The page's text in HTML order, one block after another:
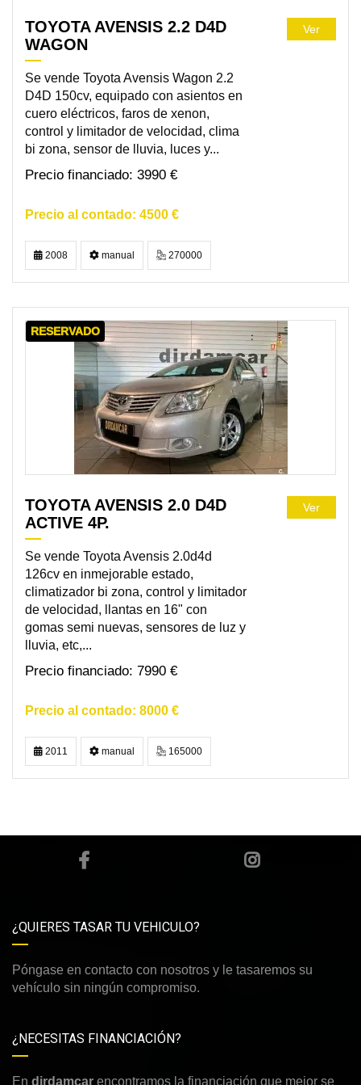
TOYOTA AVENSIS 2.2 D4D
WAGON
Se vende Toyota Avensis Wagon 2.2
D4D 150cv, equipado con asientos en
cuero eléctricos, faros de xenon,
control y limitador de velocidad, clima
bi zona, sensor de lluvia, luces y...
3990 €
4500 €
Ver
2008 manual 270000
RESERVADO
TOYOTA AVENSIS 2.0 D4D
ACTIVE 4P.
Se vende Toyota Avensis 2.0d4d
126cv en inmejorable estado,
climatizador bi zona, control y limitador
de velocidad, llantas en 16" con
gomas semi nuevas, sensores de luz y
lluvia, etc,...
7990 €
8000 €
Ver
2011 manual 165000
¿QUIERES TASAR TU VEHICULO?
Póngase en contacto con nosotros y le tasaremos su
vehículo sin ningún compromiso.
¿NECESITAS FINANCIACIÓN?
En dirdamcar encontramos la financiación que mejor se